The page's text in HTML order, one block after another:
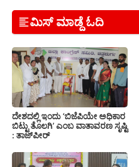
ಮಿಸ್ ಮಾಡ್ದೆ ಓದಿ
ದೇಶದಲ್ಲಿ ಇಂದು ‘ಬಿಜೆಪಿಯೇ ಅಧಿಕಾರ
ಬಿಟ್ಟು ತೊಲಗಿ’ ಎಂಬ ವಾತಾವರಣ ಸೃಷ್ಟಿ
: ತಾಜ್‌ಪೀರ್